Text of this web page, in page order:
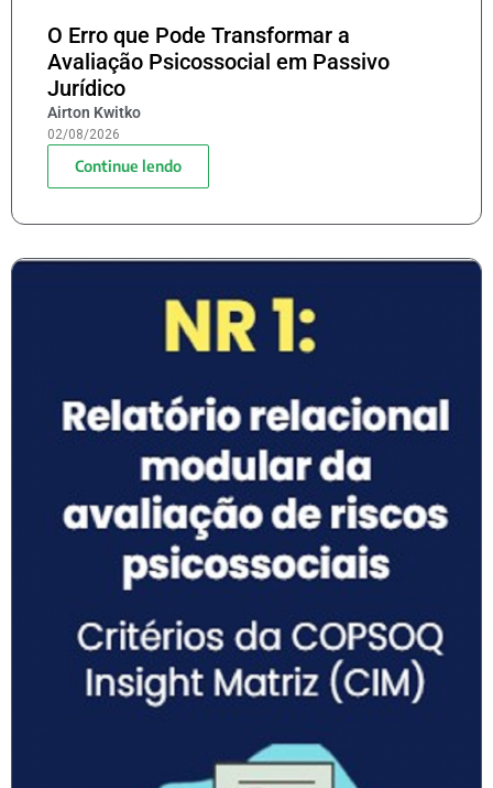
O Erro que Pode Transformar a
Avaliação Psicossocial em Passivo
Jurídico
Airton Kwitko
02/08/2026
Continue lendo